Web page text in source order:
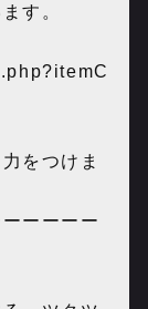
す。
をつけま
ーーーー